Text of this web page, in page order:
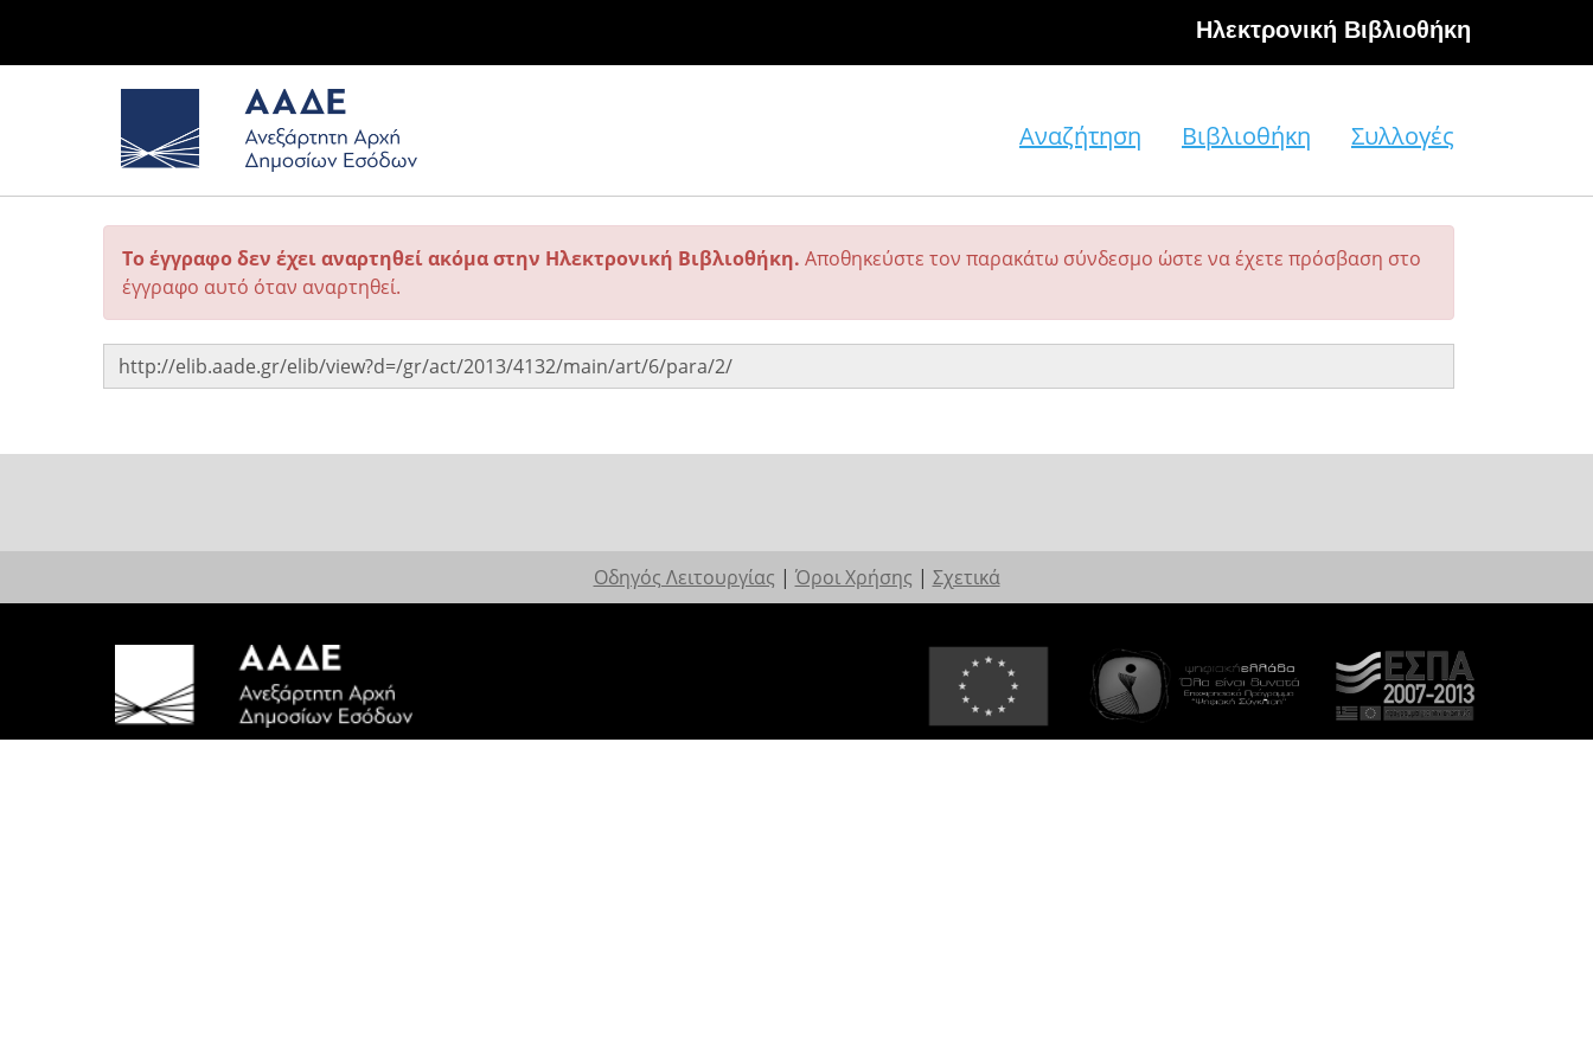
Hλεκτρονική Βιβλιοθήκη
Αναζήτηση Βιβλιοθήκη Συλλογές
Το έγγραφο δεν έχει αναρτηθεί ακόμα στην Ηλεκτρονική Βιβλιοθήκη. Αποθηκεύστε τον παρακάτω σύνδεσμο ώστε να έχετε πρόσβαση στο
έγγραφο αυτό όταν αναρτηθεί.
Οδηγός Λειτουργίας | Όροι Χρήσης | Σχετικά